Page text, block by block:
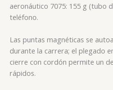
aeronáutico 7075: 155 g (tubo
teléfono.
Las puntas magnéticas se
durante la carrera; el plegado
cierre con cordón permite un
rápidos.